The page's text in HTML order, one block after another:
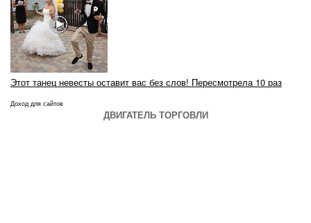
Этот танец невесты оставит вас без слов! Пересмотрела 10 раз
Доход для сайтов
ДВИГАТЕЛЬ ТОРГОВЛИ